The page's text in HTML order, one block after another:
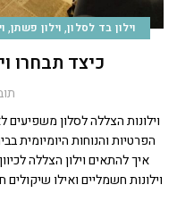
וילון בד לסלון, וילון פשתן,
כיצד תבחרו
וילונות הצללה לסלון
הפרטיות והנוחות היומיומית
איך להתאים וילון הצללה
וילונות חשמליים ואילו